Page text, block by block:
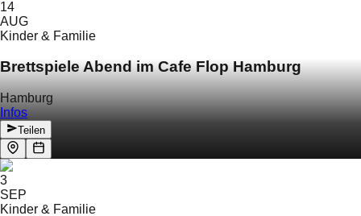
14
AUG
Kinder & Familie
Brettspiele Abend im Cafe Flop Hamburg
Hamburg
Infos
Teilen
3
SEP
Kinder & Familie